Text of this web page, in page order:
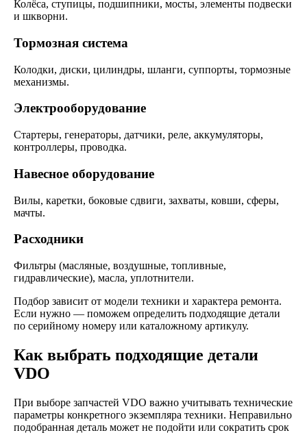
Колёса, ступицы, подшипники, мосты, элементы подвески
и шкворни.
Тормозная система
Колодки, диски, цилиндры, шланги, суппорты, тормозные
механизмы.
Электрооборудование
Стартеры, генераторы, датчики, реле, аккумуляторы,
контроллеры, проводка.
Навесное оборудование
Вилы, каретки, боковые сдвиги, захваты, ковши, сферы,
мачты.
Расходники
Фильтры (масляные, воздушные, топливные,
гидравлические), масла, уплотнители.
Подбор зависит от модели техники и характера ремонта.
Если нужно — поможем определить подходящие детали
по серийному номеру или каталожному артикулу.
Как выбрать подходящие детали
VDO
При выборе запчастей VDO важно учитывать технические
параметры конкретного экземпляра техники. Неправильно
подобранная деталь может не подойти или сократить срок